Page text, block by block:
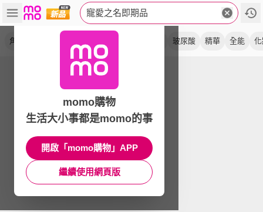
寵愛之名即期品
角鯊 玻尿酸 精華 全能
momo購物
生活大小事都是momo的事
開啟「momo購物」APP
繼續使用網頁版